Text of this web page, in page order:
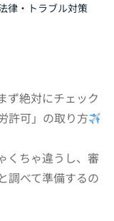
律・トラブル対策
ず絶対にチェック
許可」の取り方
くちゃ違うし、審
調べて準備するの